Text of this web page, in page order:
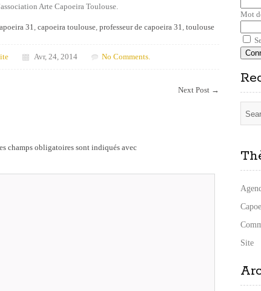
Arte Capoeira Toulouse.
31, capoeira toulouse, professeur de capoeira 31, toulouse
Avr, 24, 2014 No Comments.
Next Post →
champs obligatoires sont indiqués avec
Mot
Site